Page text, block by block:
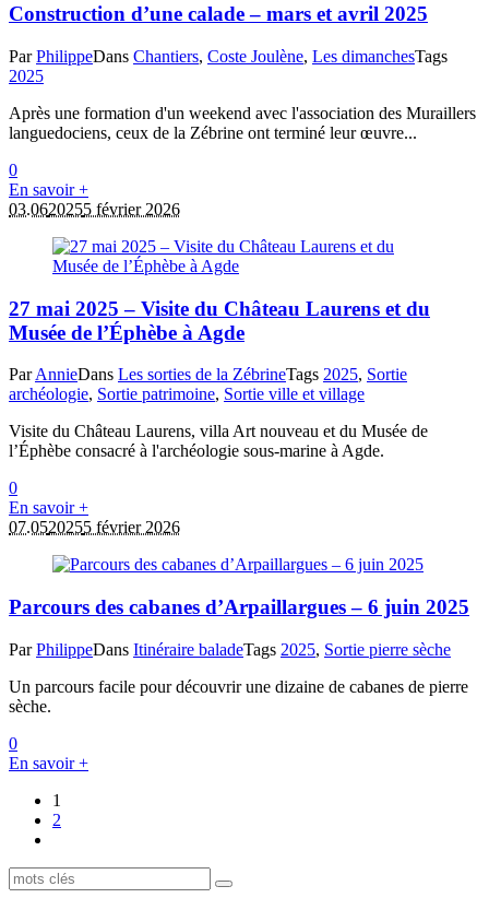
Construction d’une calade – mars et avril 2025
ParPhilippeDans Chantiers, Coste Joulène, Les dimanchesTags
2025
Après une formation d'un weekend avec l'association des Muraillers
languedociens, ceux de la Zébrine ont terminé leur œuvre...
0
En savoir +
03.0620255 février 2026
27 mai 2025 – Visite du Château Laurens et du
Musée de l’Éphèbe à Agde
ParAnnieDans Les sorties de la ZébrineTags 2025, Sortie
archéologie, Sortie patrimoine, Sortie ville et village
Visite du Château Laurens, villa Art nouveau et du Musée de
l’Éphèbe consacré à l'archéologie sous-marine à Agde.
0
En savoir +
07.0520255 février 2026
Parcours des cabanes d’Arpaillargues – 6 juin 2025
ParPhilippeDans Itinéraire baladeTags 2025, Sortie pierre sèche
Un parcours facile pour découvrir une dizaine de cabanes de pierre
sèche.
0
En savoir +
1
2